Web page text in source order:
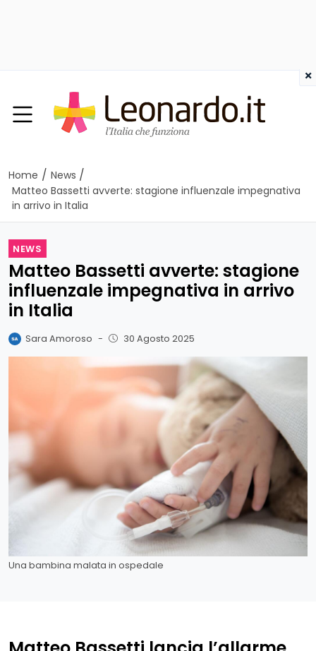
Home / News /
Matteo Bassetti avverte: stagione influenzale impegnativa
in arrivo in Italia
NEWS
Matteo Bassetti avverte: stagione
influenzale impegnativa in arrivo
in Italia
Sara Amoroso - 30 Agosto 2025
Una bambina malata in ospedale
×